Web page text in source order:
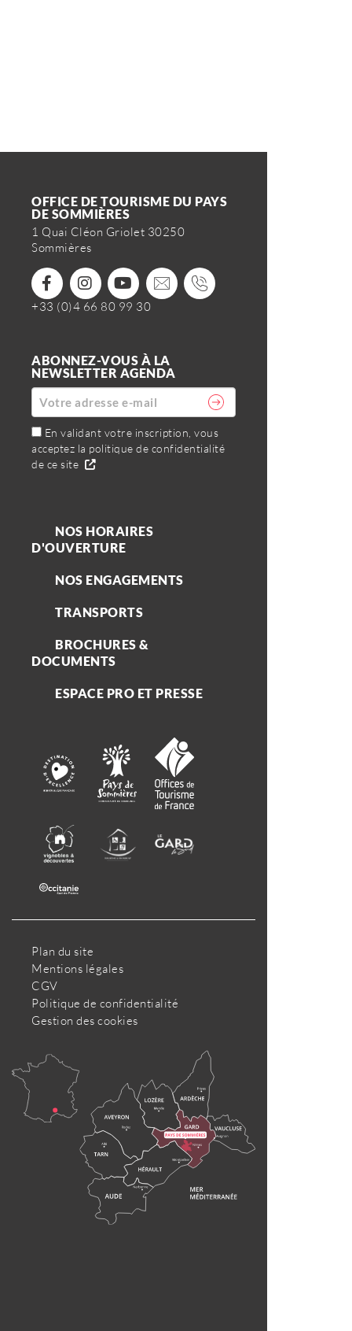
OFFICE DE TOURISME DU PAYS
DE SOMMIÈRES
1 Quai Cléon Griolet 30250
Sommières
+33 (0)4 66 80 99 30
ABONNEZ-VOUS À LA
NEWSLETTER AGENDA
En validant votre inscription, vous
acceptez la politique de confidentialité
de ce site
NOS HORAIRES
D'OUVERTURE
NOS ENGAGEMENTS
TRANSPORTS
BROCHURES &
DOCUMENTS
ESPACE PRO ET PRESSE
Plan du site
Mentions légales
CGV
Politique de confidentialité
Gestion des cookies